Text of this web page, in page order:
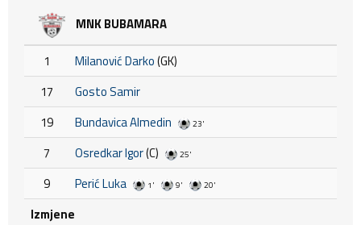
MNK BUBAMARA
1 Milanović Darko(GK)
17
Gosto Samir
19
Bundavica Almedin 23'
7 Osredkar Igor(C) 25'
9 Perić Luka 1' 9' 20'
Izmjene